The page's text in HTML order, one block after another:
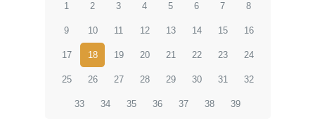
1 2 3 4 5 6 7 8
9 10 11 12 13 14 15 16
17 18 19 20 21 22 23 24
25 26 27 28 29 30 31 32
33 34 35 36 37 38 39